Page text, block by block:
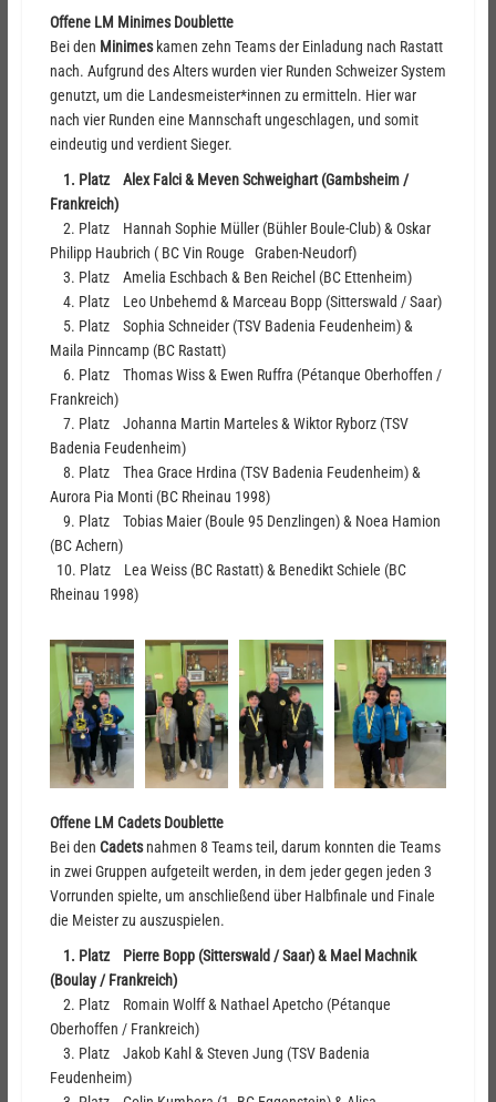
Offene LM Minimes Doublette
Bei den Minimeskamen zehn Teams der Einladung nach Rastatt
nach. Aufgrund des Alters wurden vier Runden Schweizer System
genutzt, um die Landesmeister*innen zu ermitteln. Hier war
nach vier Runden eine Mannschaft ungeschlagen, und somit
eindeutig und verdient Sieger.
1. Platz Alex Falci & Meven Schweighart (Gambsheim /
Frankreich)
2. Platz Hannah Sophie Müller (Bühler Boule-Club) & Oskar
Philipp Haubrich ( BC Vin Rouge Graben-Neudorf)
3. Platz Amelia Eschbach & Ben Reichel (BC Ettenheim)
4. Platz Leo Unbehemd & Marceau Bopp (Sitterswald / Saar)
5. Platz Sophia Schneider (TSV Badenia Feudenheim) &
Maila Pinncamp (BC Rastatt)
6. Platz Thomas Wiss & Ewen Ruffra (Pétanque Oberhoffen /
Frankreich)
7. Platz Johanna Martin Marteles & Wiktor Ryborz (TSV
Badenia Feudenheim)
8. Platz Thea Grace Hrdina (TSV Badenia Feudenheim) &
Aurora Pia Monti (BC Rheinau 1998)
9. Platz Tobias Maier (Boule 95 Denzlingen) & Noea Hamion
(BC Achern)
10. Platz Lea Weiss (BC Rastatt) & Benedikt Schiele (BC
Rheinau 1998)
Offene LM Cadets Doublette
Bei den Cadetsnahmen 8 Teams teil, darum konnten die Teams
in zwei Gruppen aufgeteilt werden, in dem jeder gegen jeden 3
Vorrunden spielte, um anschließend über Halbfinale und Finale
die Meister zu auszuspielen.
1. Platz Pierre Bopp (Sitterswald / Saar) & Mael Machnik
(Boulay / Frankreich)
2. Platz Romain Wolff & Nathael Apetcho (Pétanque
Oberhoffen / Frankreich)
3. Platz Jakob Kahl & Steven Jung (TSV Badenia
Feudenheim)